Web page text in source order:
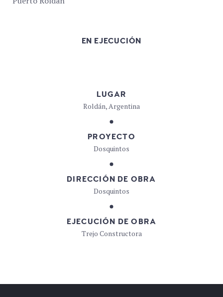
EN EJECUCIÓN
LUGAR
Roldán, Argentina
PROYECTO
Dosquintos
DIRECCIÓN DE OBRA
Dosquintos
EJECUCIÓN DE OBRA
Trejo Constructora